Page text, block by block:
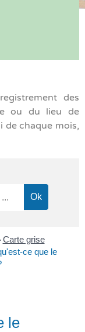
des
ou du lieu de
de chaque mois,
Carte grise
ce que le
le